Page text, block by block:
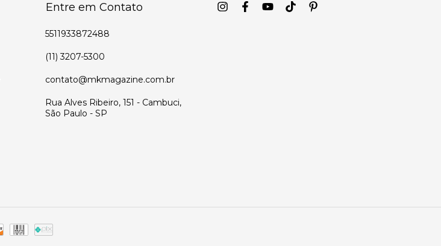
Entre em Contato
5511933872488
(11) 3207-5300
contato@mkmagazine.com.br
Rua Alves Ribeiro, 151 - Cambuci,
São Paulo - SP